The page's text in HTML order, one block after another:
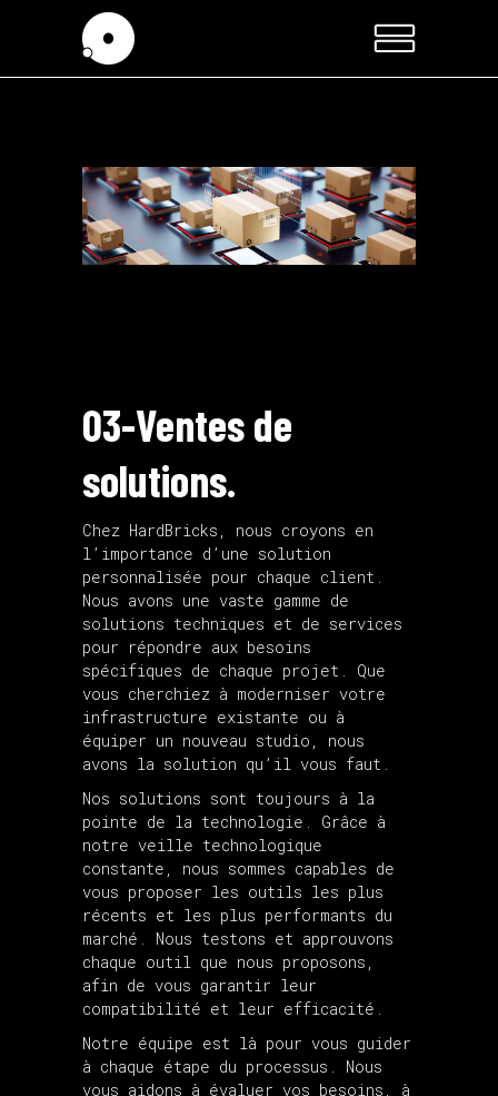
03-Ventes de
solutions.
Chez HardBricks, nous croyons en
l’importance d’une solution
personnalisée pour chaque client.
Nous avons une vaste gamme de
solutions techniques et de services
pour répondre aux besoins
spécifiques de chaque projet. Que
vous cherchiez à moderniser votre
infrastructure existante ou à
équiper un nouveau studio, nous
avons la solution qu’il vous faut.
Nos solutions sont toujours à la
pointe de la technologie. Grâce à
notre veille technologique
constante, nous sommes capables de
vous proposer les outils les plus
récents et les plus performants du
marché. Nous testons et approuvons
chaque outil que nous proposons,
afin de vous garantir leur
compatibilité et leur efficacité.
Notre équipe est là pour vous guider
à chaque étape du processus. Nous
vous aidons à évaluer vos besoins, à